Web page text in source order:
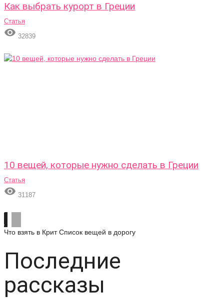
Как выбрать курорт в Греции
Статья
 32839
10 вещей, которые нужно сделать в Греции
Статья
 31187
Что взять в Крит Список вещей в дорогу
Последние
рассказы